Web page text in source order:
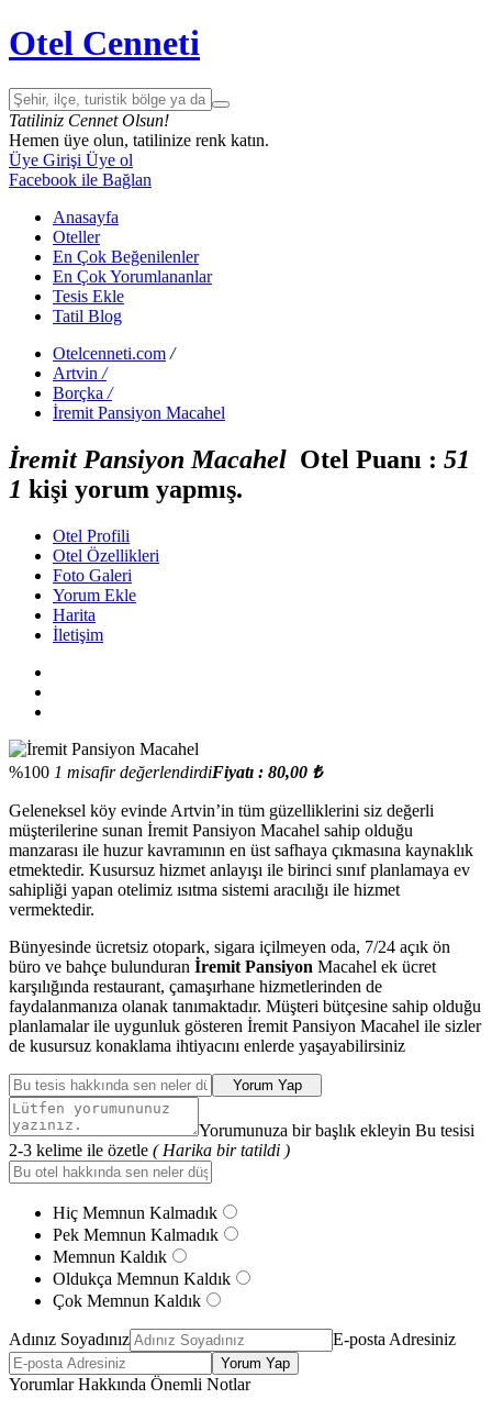
Otel Cenneti
Tatiliniz Cennet Olsun!
Hemen üye olun, tatilinize renk katın.
Üye Girişi Üye ol
Facebook ile Bağlan
Anasayfa
Oteller
En Çok Beğenilenler
En Çok Yorumlananlar
Tesis Ekle
Tatil Blog
Otelcenneti.com /
Artvin /
Borçka /
İremit Pansiyon Macahel
İremit Pansiyon Macahel Otel Puanı : 51
1 kişi yorum yapmış.
Otel Profili
Otel Özellikleri
Foto Galeri
Yorum Ekle
Harita
İletişim
%100 1 misafir değerlendirdiFiyatı : 80,00 ₺
Geleneksel köy evinde Artvin’in tüm güzelliklerini siz değerli
müşterilerine sunan İremit Pansiyon Macahel sahip olduğu
manzarası ile huzur kavramının en üst safhaya çıkmasına kaynaklık
etmektedir. Kusursuz hizmet anlayışı ile birinci sınıf planlamaya ev
sahipliği yapan otelimiz ısıtma sistemi aracılığı ile hizmet
vermektedir.
Bünyesinde ücretsiz otopark, sigara içilmeyen oda, 7/24 açık ön
büro ve bahçe bulunduran İremit Pansiyon Macahel ek ücret
karşılığında restaurant, çamaşırhane hizmetlerinden de
faydalanmanıza olanak tanımaktadır. Müşteri bütçesine sahip olduğu
planlamalar ile uygunluk gösteren İremit Pansiyon Macahel ile sizler
de kusursuz konaklama ihtiyacını enlerde yaşayabilirsiniz
Yorum Yap
Yorumunuza bir başlık ekleyin Bu tesisi
2-3 kelime ile özetle ( Harika bir tatildi )
Hiç Memnun Kalmadık
Pek Memnun Kalmadık
Memnun Kaldık
Oldukça Memnun Kaldık
Çok Memnun Kaldık
Adınız Soyadınız E-posta Adresiniz
Yorum Yap
Yorumlar Hakkında Önemli Notlar